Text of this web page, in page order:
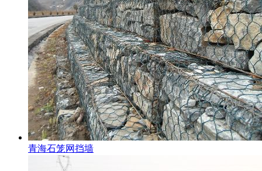
青海石笼网挡墙